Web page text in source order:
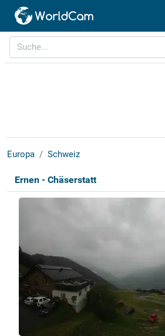
Europa Schweiz
Ernen - Chäserstatt